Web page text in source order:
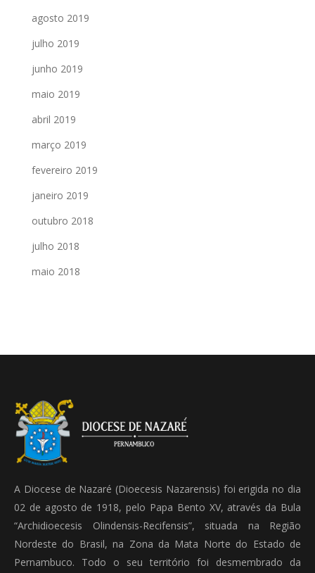
agosto 2019
julho 2019
junho 2019
maio 2019
abril 2019
março 2019
fevereiro 2019
janeiro 2019
outubro 2018
julho 2018
maio 2018
A Diocese de Nazaré (Dioecesis Nazarensis) foi erigida no dia
02 de agosto de 1918, pelo Papa Bento XV, através da Bula
“Archidioecesis Olindensis-Recifensis”, situada na Região
Nordeste do Brasil, na Zona da Mata Norte do Estado de
Pernambuco. Todo o seu território foi desmembrado da